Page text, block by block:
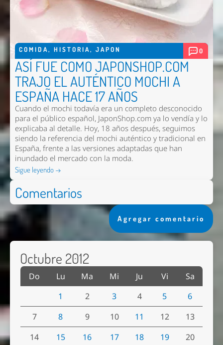
COMIDA, HISTORIA, JAPON 0
ASÍ FUE COMO JAPONSHOP.COM
TRAJO EL AUTÉNTICO MOCHI A
ESPAÑA HACE 17 AÑOS
Cuando el mochi todavía era un completo desconocido
para el público español, JaponShop.com ya lo vendía y lo
explicaba al detalle. Hoy, 18 años después, seguimos
siendo la referencia del mochi auténtico y tradicional en
España, frente a las versiones adaptadas que han
inundado el mercado con la moda.
Sigue leyendo →
Comentarios
Agregar comentario
Octubre 2012
Do Lu Ma Mi Ju Vi
Sa
1
2 3 4 5
6
7
8 9 10 11 12
13
14
15 16 17 18 19
20